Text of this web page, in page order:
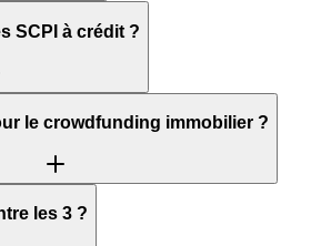
SCPI à crédit ?
le crowdfunding immobilier ?
les 3 ?